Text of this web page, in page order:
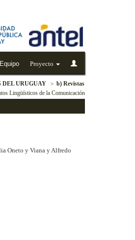
Equipo Proyecto
DEL URUGUAY
b) Revistas
Lingüísticos de la Comunicación
Oneto y Viana y Alfredo